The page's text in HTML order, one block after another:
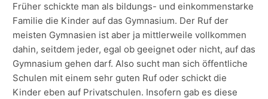
Früher schickte man als bildungs- und einkommenstarke
Familie die Kinder auf das Gymnasium. Der Ruf der
meisten Gymnasien ist aber ja mittlerweile vollkommen
dahin, seitdem jeder, egal ob geeignet oder nicht, auf das
Gymnasium gehen darf. Also sucht man sich öffentliche
Schulen mit einem sehr guten Ruf oder schickt die
Kinder eben auf Privatschulen. Insofern gab es diese